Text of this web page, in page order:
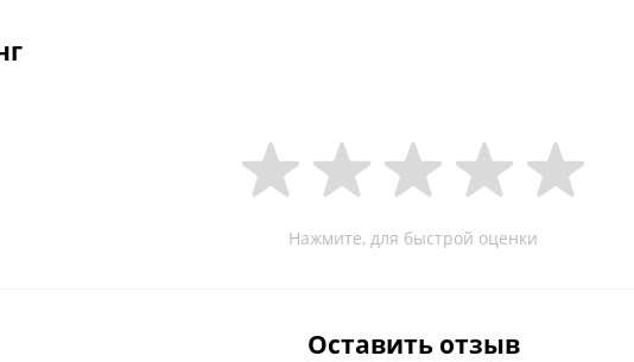
Нажмите, для быстрой оценки
Оставить отзыв